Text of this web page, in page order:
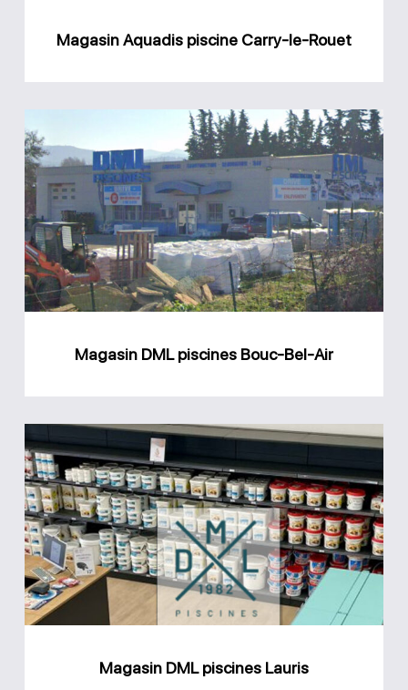
Magasin Aquadis piscine Carry-le-Rouet
Magasin
DML
piscines
Bouc-
Bel-
Air
Magasin DML piscines Bouc-Bel-Air
Magasin
DML
piscines
Lauris
Magasin DML piscines Lauris